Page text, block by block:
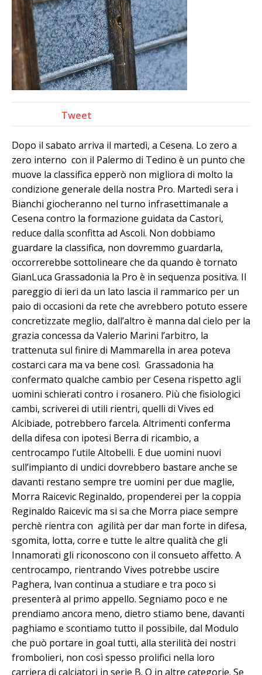
Tweet
Dopo il sabato arriva il martedì, a Cesena. Lo zero a
zero interno con il Palermo di Tedino è un punto che
muove la classifica epperò non migliora di molto la
condizione generale della nostra Pro. Martedì sera i
Bianchi giocheranno nel turno infrasettimanale a
Cesena contro la formazione guidata da Castori,
reduce dalla sconfitta ad Ascoli. Non dobbiamo
guardare la classifica, non dovremmo guardarla,
occorrerebbe sottolineare che da quando è tornato
GianLuca Grassadonia la Pro è in sequenza positiva. Il
pareggio di ieri da un lato lascia il rammarico per un
paio di occasioni da rete che avrebbero potuto essere
concretizzate meglio, dall’altro è manna dal cielo per la
grazia concessa da Valerio Marini l’arbitro, la
trattenuta sul finire di Mammarella in area poteva
costarci cara ma va bene così. Grassadonia ha
confermato qualche cambio per Cesena rispetto agli
uomini schierati contro i rosanero. Più che fisiologici
cambi, scriverei di utili rientri, quelli di Vives ed
Alcibiade, potrebbero farcela. Altrimenti conferma
della difesa con ipotesi Berra di ricambio, a
centrocampo l’utile Altobelli. E due uomini nuovi
sull’impianto di undici dovrebbero bastare anche se
davanti restano sempre tre uomini per due maglie,
Morra Raicevic Reginaldo, propenderei per la coppia
Reginaldo Raicevic ma si sa che Morra piace sempre
perchè rientra con agilità per dar man forte in difesa,
sgomita, lotta, corre e tutte le altre qualità che gli
Innamorati gli riconoscono con il consueto affetto. A
centrocampo, rientrando Vives potrebbe uscire
Paghera, Ivan continua a studiare e tra poco si
presenterà al primo appello. Segniamo poco e ne
prendiamo ancora meno, dietro stiamo bene, davanti
paghiamo e scontiamo tutto il possibile, dal Modulo
che può portare in goal tutti, alla sterilità dei nostri
frombolieri, non così spesso prolifici nella loro
carriera di calciatori in serie B. O in altre categorie. Se